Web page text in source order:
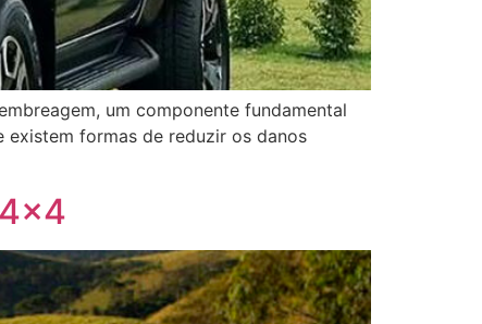
um componente fundamental
existem formas de reduzir os danos